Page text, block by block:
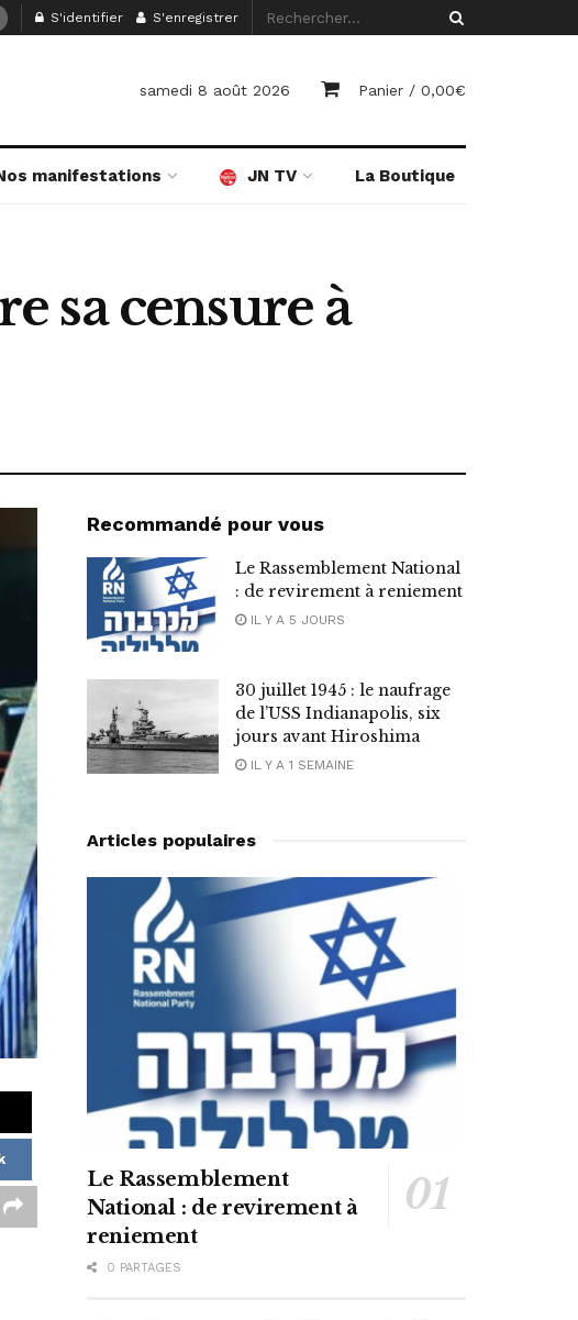
S'identifier S'enregistrer
samedi 8 août 2026 Panier / 0,00€
manifestations JN TV La Boutique
sa censure à
Recommandé pour vous
Le Rassemblement National
: de revirement à reniement
IL Y A 5 JOURS
30 juillet 1945 : le naufrage
de l’USS Indianapolis, six
jours avant Hiroshima
IL Y A 1 SEMAINE
Articles populaires
Le Rassemblement
National : de revirement à
reniement
0 PARTAGES